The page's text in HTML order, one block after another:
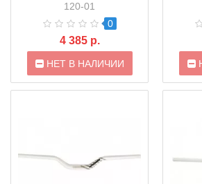
120-01
0
4 385 р.
НЕТ В НАЛИЧИИ